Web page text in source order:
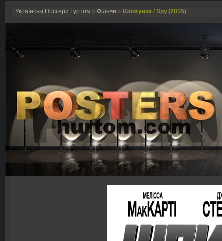
Українські Постери Гуртом » Фільми » Шпигунка / Spy (2015)